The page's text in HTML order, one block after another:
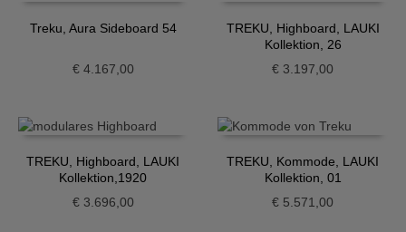
Treku, Aura Sideboard 54
€4.167,00
TREKU, Highboard, LAUKI
Kollektion, 26
€ 3.197,00
TREKU, Highboard, LAUKI
Kollektion,1920
€3.696,00
TREKU, Kommode, LAUKI
Kollektion, 01
€ 5.571,00